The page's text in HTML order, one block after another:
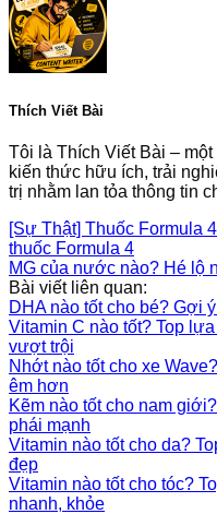
Thích Viết Bài
Tôi là Thích Viết Bài –
kiến thức hữu ích, trải
trị nhằm lan tỏa thông tin
[Sự Thật] Thuốc Formula
thuốc Formula 4
MG của nước nào? Hé lộ
Bài viết liên quan:
DHA nào tốt cho bé? Gợi
Vitamin C nào tốt? Top
vượt trội
Nhớt nào tốt cho xe
êm hơn
Kẽm nào tốt cho nam
phái mạnh
Vitamin nào tốt cho da?
đẹp
Vitamin nào tốt cho tóc?
nhanh, khỏe